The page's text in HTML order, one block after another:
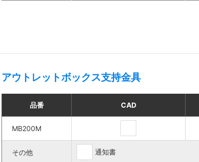
アウトレットボックス支持金具
品番 CAD
MB200M
その他 通知書